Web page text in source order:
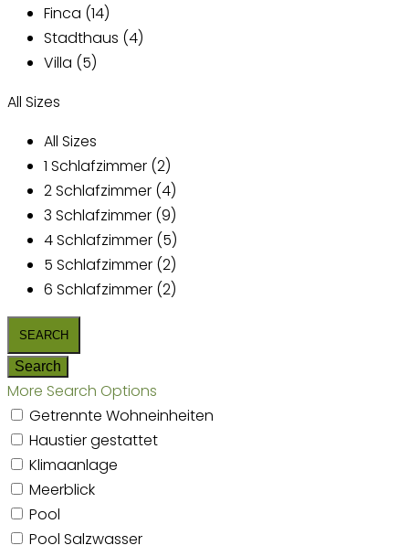
Finca (14)
Stadthaus (4)
Villa (5)
All Sizes
All Sizes
1 Schlafzimmer (2)
2 Schlafzimmer (4)
3 Schlafzimmer (9)
4 Schlafzimmer (5)
5 Schlafzimmer (2)
6 Schlafzimmer (2)
More Search Options
Getrennte Wohneinheiten
Haustier gestattet
Klimaanlage
Meerblick
Pool
Pool Salzwasser